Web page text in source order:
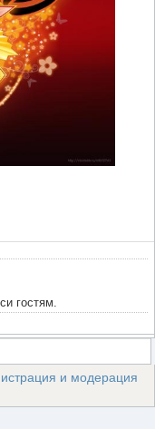
гостям.
и модерация